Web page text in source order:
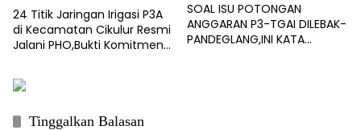
24 Titik Jaringan Irigasi P3A
di Kecamatan Cikulur Resmi
Jalani PHO,Bukti Komitmen
Infrastruktur Pertanian
SOAL ISU POTONGAN
ANGGARAN P3-TGAI DILEBAK-
PANDEGLANG,INI KATA
Tinggalkan Balasan